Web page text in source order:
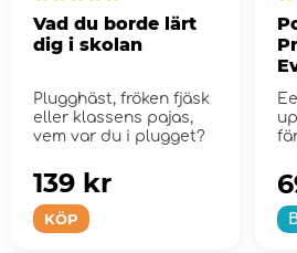
Vad du borde lärt
dig i skolan
Plugghäst, fröken fjäsk
eller klassens pajas,
vem var du i plugget?
KÖP
139 kr